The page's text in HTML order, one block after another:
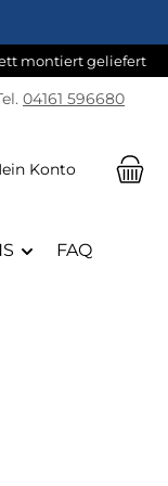
montiert geliefert
04161 596680
auf dem
Konto
FAQ